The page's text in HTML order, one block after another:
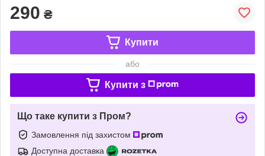
290 ₴
Купити
або
Купити з
Що таке купити з Пром?
Замовлення під захистом
Доступна доставка